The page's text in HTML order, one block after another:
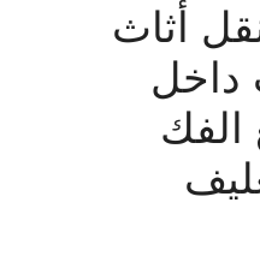
أثاث
داخل